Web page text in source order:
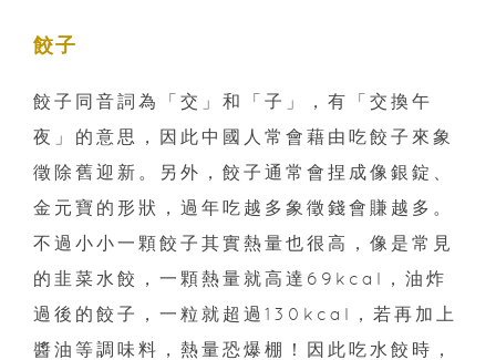
餃子
餃子同音詞為「交」和「子」，有「交換午
夜」的意思，因此中國人常會藉由吃餃子來象
徵除舊迎新。另外，餃子通常會捏成像銀錠、
金元寶的形狀，過年吃越多象徵錢會賺越多。
不過小小一顆餃子其實熱量也很高，像是常見
的韭菜水餃，一顆熱量就高達69kcal，油炸
過後的餃子，一粒就超過130kcal，若再加上
醬油等調味料，熱量恐爆棚！因此吃水餃時，